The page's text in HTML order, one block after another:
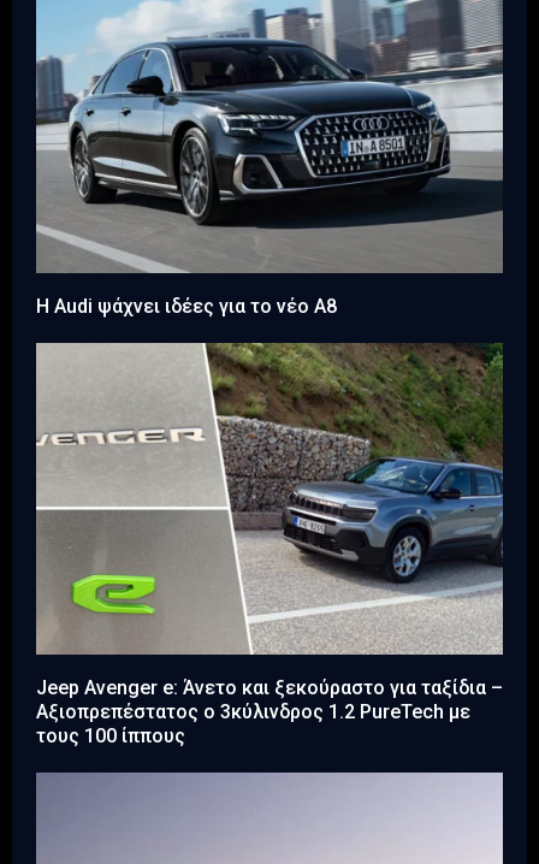
H Audi ψάχνει ιδέες για το νέο A8
Jeep Avenger e: Άνετο και ξεκούραστο για ταξίδια –
Αξιοπρεπέστατος ο 3κύλινδρος 1.2 PureTech με
τους 100 ίππους